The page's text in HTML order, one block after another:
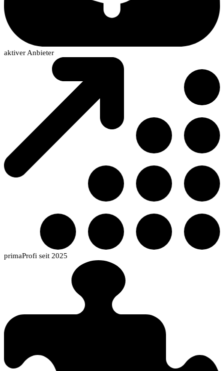
aktiver Anbieter
primaProfi seit 2025